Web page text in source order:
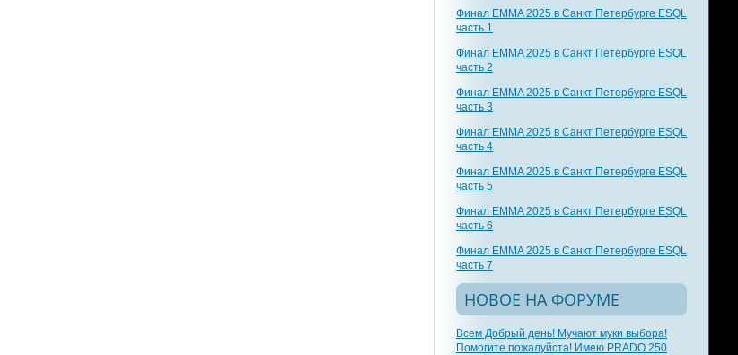
Финал EMMA 2025 в Санкт Петербурге ESQL
часть 1
Финал EMMA 2025 в Санкт Петербурге ESQL
часть 2
Финал EMMA 2025 в Санкт Петербурге ESQL
часть 3
Финал EMMA 2025 в Санкт Петербурге ESQL
часть 4
Финал EMMA 2025 в Санкт Петербурге ESQL
часть 5
Финал EMMA 2025 в Санкт Петербурге ESQL
часть 6
Финал EMMA 2025 в Санкт Петербурге ESQL
часть 7
НОВОЕ НА ФОРУМЕ
Всем Добрый день! Мучают муки выбора!
Помогите пожалуйста! Имею PRADO 250